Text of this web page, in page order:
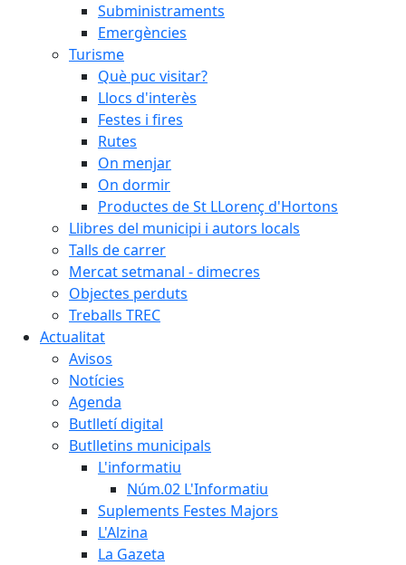
Subministraments
Emergències
Turisme
Què puc visitar?
Llocs d'interès
Festes i fires
Rutes
On menjar
On dormir
Productes de St LLorenç d'Hortons
Llibres del municipi i autors locals
Talls de carrer
Mercat setmanal - dimecres
Objectes perduts
Treballs TREC
Actualitat
Avisos
Notícies
Agenda
Butlletí digital
Butlletins municipals
L'informatiu
Núm.02 L'Informatiu
Suplements Festes Majors
L'Alzina
La Gazeta